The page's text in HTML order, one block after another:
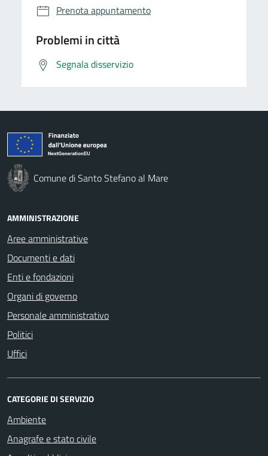
Prenota appuntamento
Problemi in città
Segnala disservizio
Comune di Santo Stefano al Mare
AMMINISTRAZIONE
Aree amministrative
Documenti e dati
Enti e fondazioni
Organi di governo
Personale amministrativo
Politici
Uffici
CATEGORIE DI SERVIZIO
Ambiente
Anagrafe e stato civile